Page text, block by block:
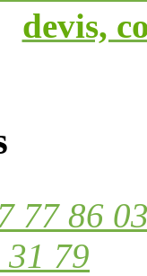
devis,
77 86
79